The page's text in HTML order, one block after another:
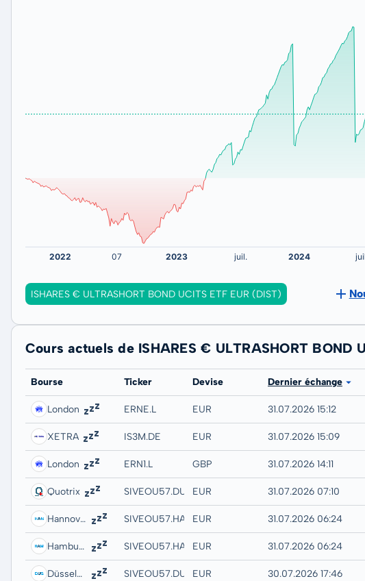
ISHARES € ULTRASHORT BOND UCITS ETF EUR (DIST)
Cours actuels de ISHARES € ULTRASHORT BOND
Bourse Ticker Devise Dernier échange
London ERNE.L EUR 31.07.2026 15:12
XETRA IS3M.DE EUR 31.07.2026 15:09
London ERN1.L GBP 31.07.2026 14:11
Quotrix SIVEOU57.DUSDEUR 31.07.2026 07:10
Hannover SIVEOU57.HANBEUR 31.07.2026 06:24
Hamburg SIVEOU57.HAMBEUR 31.07.2026 06:24
Düsseldorf SIVEOU57.DUSBEUR 30.07.2026 17:46